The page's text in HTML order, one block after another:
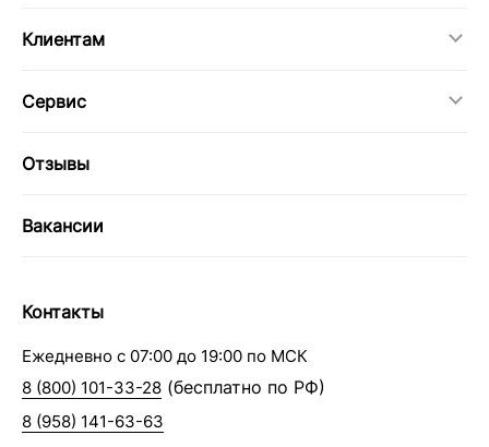
Клиентам
Сервис
Отзывы
Вакансии
Контакты
Ежедневно с 07:00 до 19:00 по МСК
8 (800) 101-33-28 (бесплатно по РФ)
8 (958) 141-63-63